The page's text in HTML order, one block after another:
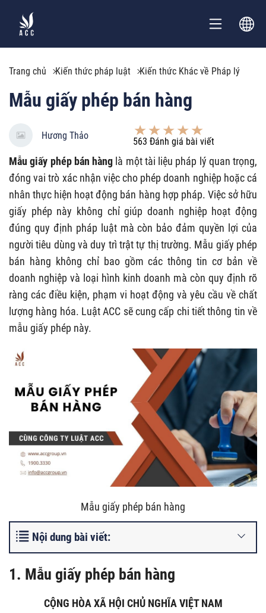
Trang chủ Kiến thức pháp luật Kiến thức Khác về Pháp lý
Mẫu giấy phép bán hàng
Hương Thảo
563 Đánh giá bài viết
Mẫu giấy phép bán hàng là một tài liệu pháp lý quan trọng,
đóng vai trò xác nhận việc cho phép doanh nghiệp hoặc cá
nhân thực hiện hoạt động bán hàng hợp pháp. Việc sở hữu
giấy phép này không chỉ giúp doanh nghiệp hoạt động
đúng quy định pháp luật mà còn bảo đảm quyền lợi của
người tiêu dùng và duy trì trật tự thị trường. Mẫu giấy phép
bán hàng không chỉ bao gồm các thông tin cơ bản về
doanh nghiệp và loại hình kinh doanh mà còn quy định rõ
ràng các điều kiện, phạm vi hoạt động và yêu cầu về chất
lượng hàng hóa. Luật ACC sẽ cung cấp chi tiết thông tin về
mẫu giấy phép này.
Mẫu giấy phép bán hàng
Nội dung bài viết:
1. Mẫu giấy phép bán hàng
CỘNG HÒA XÃ HỘI CHỦ NGHĨA VIỆT NAM